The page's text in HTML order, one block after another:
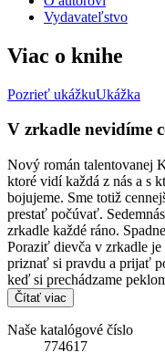
Vydavateľstvo
Viac o knihe
Pozrieť ukážkuUkážka
V zrkadle nevidíme
Nový román talentovanej
ktoré vidí každá z nás a s
bojujeme. Sme totiž
prestať počúvať.
zrkadle každé ráno.
Poraziť dievča v zrkadle je
priznať si pravdu a prijať
keď si prechádzame
Čítať viac
Naše katalógové číslo
774617